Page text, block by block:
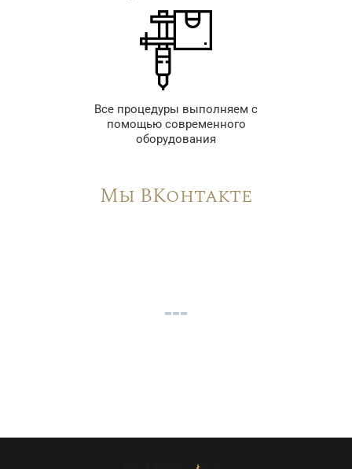
Все процедуры выполняем с
помощью современного
оборудования
Мы ВКонтакте